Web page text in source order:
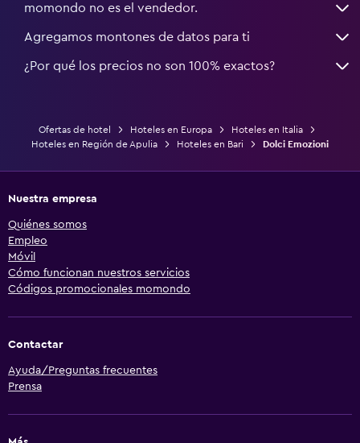
momondo no es el vendedor.
Agregamos montones de datos para ti
¿Por qué los precios no son 100% exactos?
Ofertas de hotel Hoteles en Europa
Hoteles en Italia
Hoteles en Región de Apulia
Hoteles en Bari Dolci Emozioni
Nuestra empresa
Quiénes somos
Empleo
Móvil
Cómo funcionan nuestros servicios
Códigos promocionales momondo
Contactar
Ayuda/Preguntas frecuentes
Prensa